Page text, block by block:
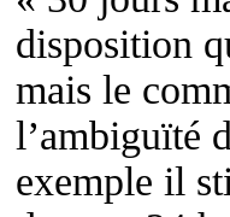
disposition
mais le
l’ambiguïté
exemple il